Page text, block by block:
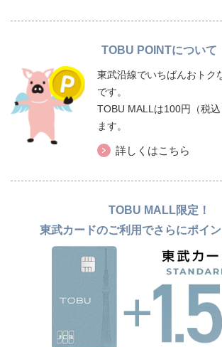
TOBU POINTについて
東武沿線でいちばんおトク
です。
TOBU MALLは100円（税
ます。
詳しくはこちら
TOBU MALL限定！
東武カードのご利用でさらにポイン